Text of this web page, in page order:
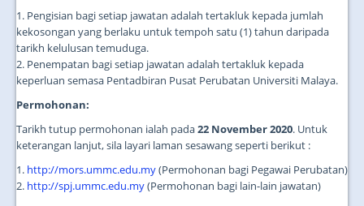
1. Pengisian bagi setiap jawatan adalah tertakluk kepada jumlah
kekosongan yang berlaku untuk tempoh satu (1) tahun daripada
tarikh kelulusan temuduga.
2. Penempatan bagi setiap jawatan adalah tertakluk kepada
keperluan semasa Pentadbiran Pusat Perubatan Universiti Malaya.
Permohonan:
Tarikh tutup permohonan ialah pada22 November 2020. Untuk
keterangan lanjut, sila layari laman sesawang seperti berikut :
1. http://mors.ummc.edu.my(Permohonan bagi Pegawai Perubatan)
2. http://spj.ummc.edu.my(Permohonan bagi lain-lain jawatan)